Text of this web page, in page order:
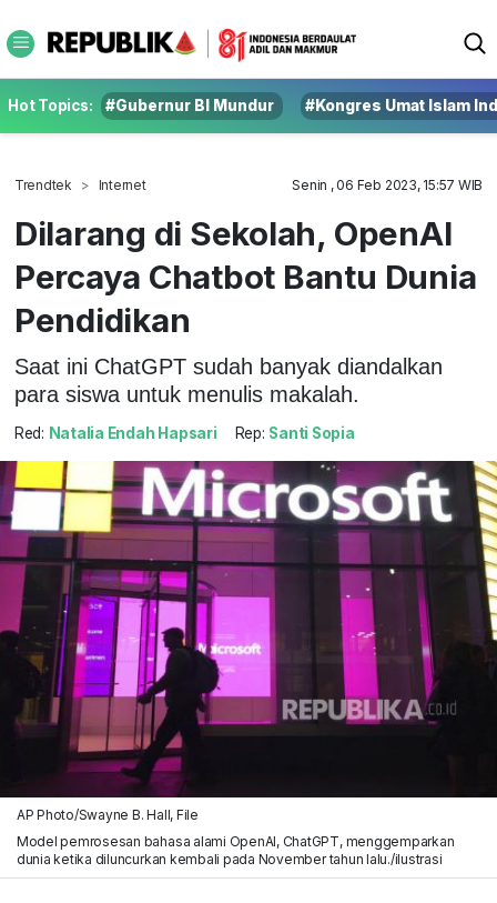
Hot Topics: #Gubernur BI Mundur #Kongres Umat Islam
Trendtek Internet Senin , 06 Feb 2023, 15:57 WIB
Dilarang di Sekolah, OpenAI
Percaya Chatbot Bantu Dunia
Pendidikan
Saat ini ChatGPT sudah banyak diandalkan
para siswa untuk menulis makalah.
Red: Natalia Endah Hapsari Rep: Santi Sopia
AP Photo/Swayne B. Hall, File
Model pemrosesan bahasa alami OpenAI, ChatGPT, menggemparkan
dunia ketika diluncurkan kembali pada November tahun lalu./ilustrasi